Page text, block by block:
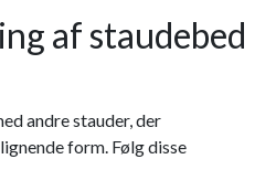
af staudebed
andre stauder, der
form. Følg disse